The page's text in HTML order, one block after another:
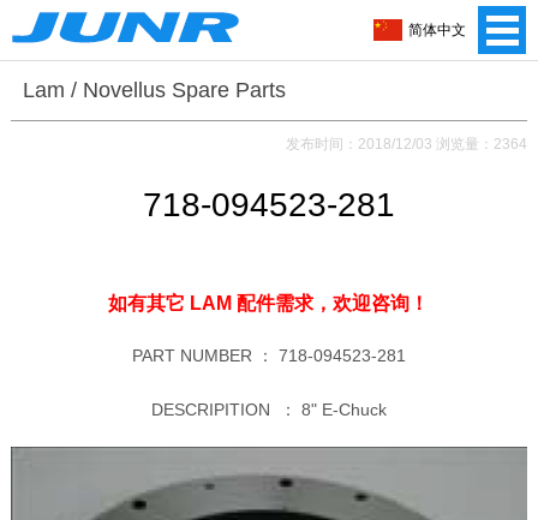
Lam / Novellus Spare Parts
发布时间：2018/12/03 浏览量：2364
718-094523-281
如有其它 LAM 配件需求，欢迎咨询！
PART NUMBER ： 718-094523-281
DESCRIPITION ： 8" E-Chuck
简体中文